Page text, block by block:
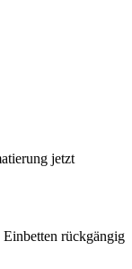
jetzt
Einbetten rückgängig